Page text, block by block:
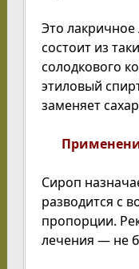
Это лакричное
состоит из
солодкового
этиловый
заменяет
Сироп
разводится с
пропорции.
лечения — не